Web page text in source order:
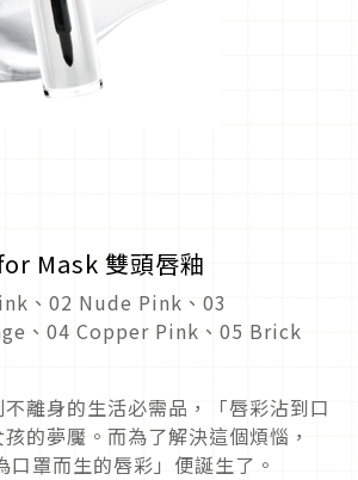
Mask 雙頭唇釉
、02 Nude Pink、03
、04 Copper Pink、05 Brick
離身的生活必需品，「唇彩沾到口
的夢魘。而為了解決這個煩惱，
口罩而生的唇彩」便誕生了。